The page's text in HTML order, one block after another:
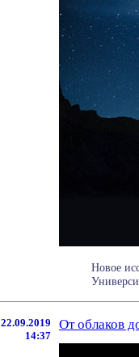
Новое
22.09.2019
14:37
От облаков